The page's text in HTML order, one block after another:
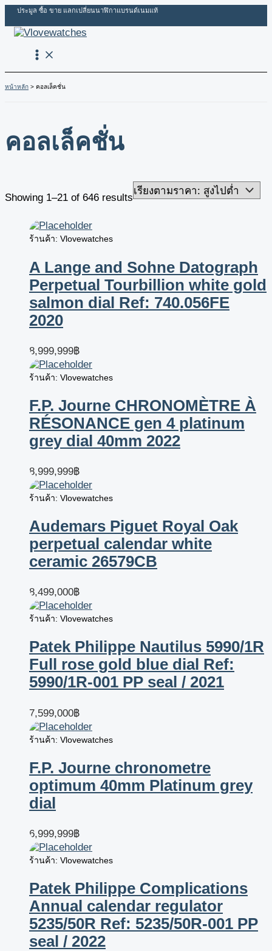
Skip
content
ประมูล ซื้อ ขาย แลกเปลี่ยนนาฬิกาแบรนด์เนมแท้
หน้าหลัก คอลเล็คชั่น
คอลเล็คชั่น
Showing 1–21 of 646 results
Sorted
price:
ร้านค้า: Vlovewatches
A Lange and Sohne Datograph
Perpetual Tourbillion white gold
salmon dial Ref: 740.056FE
2020
8,999,999฿
ร้านค้า: Vlovewatches
F.P. Journe CHRONOMÈTRE À
RÉSONANCE gen 4 platinum
grey dial 40mm 2022
8,999,999฿
ร้านค้า: Vlovewatches
Audemars Piguet Royal Oak
perpetual calendar white
ceramic 26579CB
8,499,000฿
ร้านค้า: Vlovewatches
Patek Philippe Nautilus 5990/1R
Full rose gold blue dial Ref:
5990/1R-001 PP seal / 2021
7,599,000฿
ร้านค้า: Vlovewatches
F.P. Journe chronometre
optimum 40mm Platinum grey
dial
6,999,999฿
ร้านค้า: Vlovewatches
Patek Philippe Complications
Annual calendar regulator
5235/50R Ref: 5235/50R-001 PP
seal / 2022